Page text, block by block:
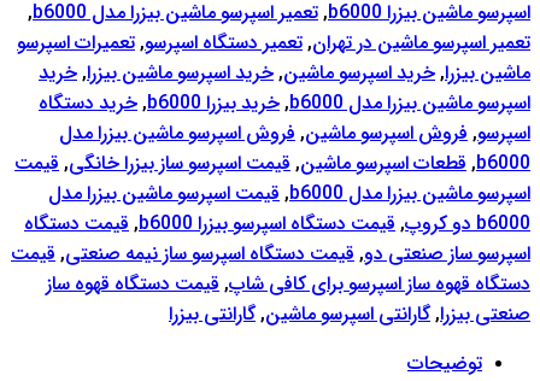
اسپرسو ماشین بیزرا b6000
, تعمیر اسپرسو ماشین بیزرا مدل b6000
,
تعمیر اسپرسو ماشین در تهران, تعمیر دستگاه اسپرسو, تعمیرات اسپرسو
ماشین بیزرا, خرید اسپرسو ماشین, خرید اسپرسو ماشین بیزرا, خرید
اسپرسو ماشین بیزرا مدل b6000
, خرید بیزرا b6000 , خرید دستگاه
اسپرسو, فروش اسپرسو ماشین, فروش اسپرسو ماشین بیزرا مدل
b6000
, قطعات اسپرسو ماشین, قیمت اسپرسو ساز بیزرا خانگی, قیمت
اسپرسو ماشین بیزرا مدل b6000
, قیمت اسپرسو ماشین بیزرا مدل
b6000 دو کروپ
, قیمت دستگاه اسپرسو بیزرا b6000 , قیمت دستگاه
اسپرسو ساز صنعتی دو, قیمت دستگاه اسپرسو ساز نیمه صنعتی, قیمت
دستگاه قهوه ساز اسپرسو برای کافی شاپ, قیمت دستگاه قهوه ساز
صنعتی بیزرا, گارانتی اسپرسو ماشین, گارانتی بیزرا
توضیحات